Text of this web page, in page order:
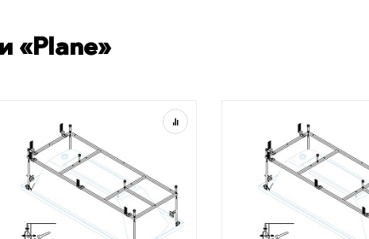
«Plane»